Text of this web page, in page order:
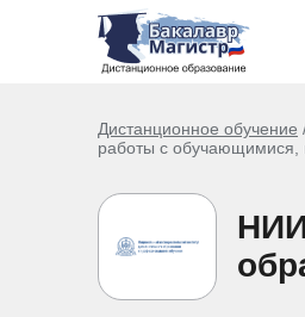
Дистанционное обучение
работы с обучающимися,